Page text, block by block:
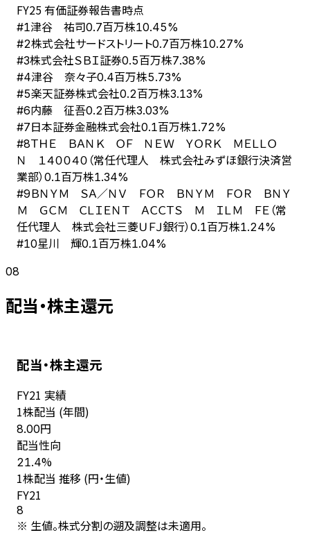
FY25 有価証券報告書時点
#1津谷 祐司0.7百万株10.45%
#2株式会社サードストリート0.7百万株10.27%
#3株式会社ＳＢＩ証券0.5百万株7.38%
#4津谷 奈々子0.4百万株5.73%
#5楽天証券株式会社0.2百万株3.13%
#6内藤 征吾0.2百万株3.03%
#7日本証券金融株式会社0.1百万株1.72%
#8ＴＨＥ ＢＡＮＫ ＯＦ ＮＥＷ ＹＯＲＫ ＭＥＬＬＯ
Ｎ １４００４０（常任代理人 株式会社みずほ銀行決済営
業部） 0.1百万株1.34%
#9ＢＮＹＭ ＳＡ／ＮＶ ＦＯＲ ＢＮＹＭ ＦＯＲ ＢＮＹ
Ｍ ＧＣＭ ＣＬＩＥＮＴ ＡＣＣＴＳ Ｍ ＩＬＭ ＦＥ（常
任代理人 株式会社三菱ＵＦＪ銀行） 0.1百万株1.24%
#10星川 輝0.1百万株1.04%
08
配当・株主還元
配当・株主還元
FY21 実績
1株配当 (年間)
8.00円
配当性向
21.4%
1株配当 推移 (円・生値)
FY21
8
※ 生値。株式分割の遡及調整は未適用。